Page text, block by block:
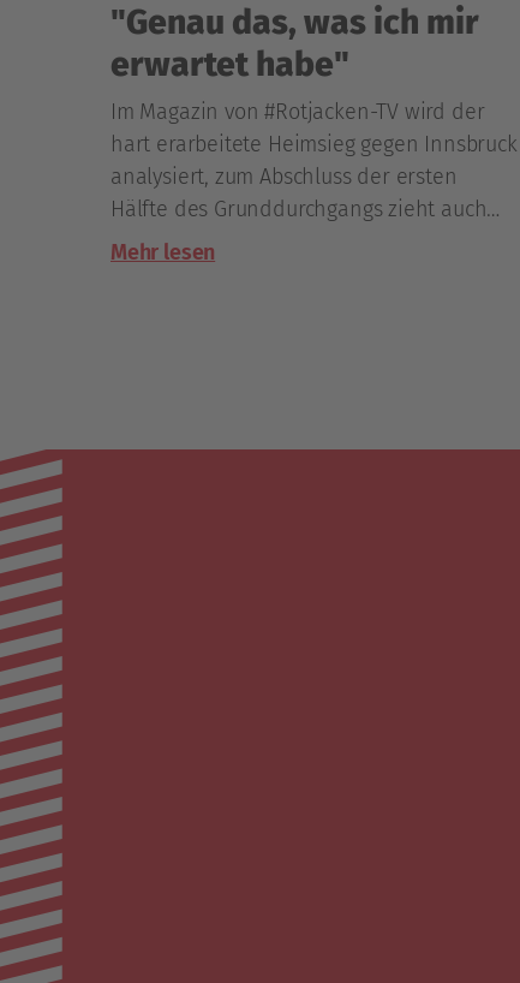
"Genau das, was ich mir
erwartet habe"
Im Magazin von #Rotjacken-TV wird der
hart erarbeitete Heimsieg gegen Innsbruck
analysiert, zum Abschluss der ersten
Hälfte des Grunddurchgangs zieht auch
General Manager Oliver Pilloni ein
Mehr lesen